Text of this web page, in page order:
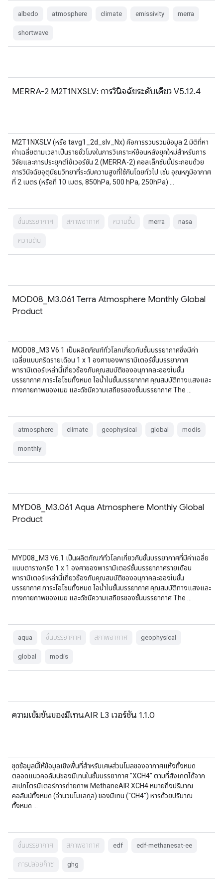
albedo atmosphere climate emissivity merra
shortwave
MERRA-2 M2T1NXSLV: การวินิจฉัยระดับเดียว V5.12.4
M2T1NXSLV (หรือ tavg1_2d_slv_Nx) คือการรวบรวมข้อมูล 2 มิติที่หา
ค่าเฉลี่ยตามเวลาเป็นรายชั่วโมงในการวิเคราะห์ย้อนหลังยุคใหม่สำหรับการ
วิจัยและการประยุกต์ใช้เวอร์ชัน 2 (MERRA-2) คอลเล็กชันนี้ประกอบด้วย
การวินิจฉัยอุตุนิยมวิทยาที่ระดับความสูงที่ใช้กันโดยทั่วไป เช่น อุณหภูมิอากาศ
ที่ 2 เมตร (หรือที่ 10 เมตร, 850hPa, 500 hPa, 250hPa) …
ชั้นบรรยากาศ สภาพอากาศ ความชื้น merra nasa
ความดัน
MOD08_M3.061 Terra Atmosphere Monthly Global
Product
MOD08_M3 V6.1 เป็นผลิตภัณฑ์ทั่วโลกเกี่ยวกับชั้นบรรยากาศซึ่งมีค่า
เฉลี่ยแบบกริดรายเดือน 1 x 1 องศาของพารามิเตอร์ชั้นบรรยากาศ
พารามิเตอร์เหล่านี้เกี่ยวข้องกับคุณสมบัติของอนุภาคละอองในชั้น
บรรยากาศ ภาระโอโซนทั้งหมด ไอน้ำในชั้นบรรยากาศ คุณสมบัติทางแสงและ
ทางกายภาพของเมฆ และดัชนีความเสถียรของชั้นบรรยากาศ The …
atmosphere climate geophysical global modis
monthly
MYD08_M3.061 Aqua Atmosphere Monthly Global
Product
MYD08_M3 V6.1 เป็นผลิตภัณฑ์ทั่วโลกเกี่ยวกับชั้นบรรยากาศที่มีค่าเฉลี่ย
แบบตารางกริด 1 x 1 องศาของพารามิเตอร์ชั้นบรรยากาศรายเดือน
พารามิเตอร์เหล่านี้เกี่ยวข้องกับคุณสมบัติของอนุภาคละอองในชั้น
บรรยากาศ ภาระโอโซนทั้งหมด ไอน้ำในชั้นบรรยากาศ คุณสมบัติทางแสงและ
ทางกายภาพของเมฆ และดัชนีความเสถียรของชั้นบรรยากาศ The …
aqua ชั้นบรรยากาศ สภาพอากาศ geophysical
global modis
ความเข้มข้นของมีเทนAIR L3 เวอร์ชัน 1.1.0
ชุดข้อมูลนี้ให้ข้อมูลเชิงพื้นที่สำหรับเศษส่วนโมลของอากาศแห้งทั้งหมด
ตลอดแนวคอลัมน์ของมีเทนในชั้นบรรยากาศ "XCH4" ตามที่สังเกตได้จาก
สเปกโตรมิเตอร์การถ่ายภาพ MethaneAIR XCH4 หมายถึงปริมาณ
คอลัมน์ทั้งหมด (จำนวนโมเลกุล) ของมีเทน ("CH4") หารด้วยปริมาณ
ทั้งหมด …
ชั้นบรรยากาศ สภาพอากาศ edf edf-methanesat-ee
การปล่อยก๊าซ ghg